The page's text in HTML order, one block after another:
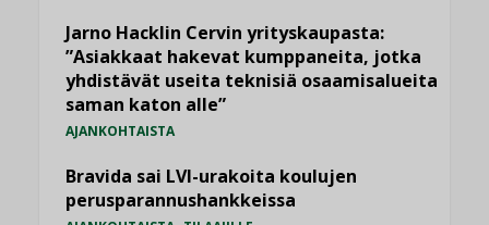
Jarno Hacklin Cervin yrityskaupasta:
”Asiakkaat hakevat kumppaneita, jotka
yhdistävät useita teknisiä osaamisalueita
saman katon alle”
AJANKOHTAISTA
Bravida sai LVI-urakoita koulujen
perusparannushankkeissa